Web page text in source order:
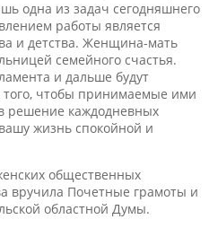
одна из задач сегодняшнего
работы является
и детства. Женщина-мать
семейного счастья.
и дальше будут
того, чтобы принимаемые ими
решение каждодневных
жизнь спокойной и
общественных
вручила Почетные грамоты и
областной Думы.